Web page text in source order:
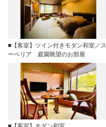
■【客室】ツイン付きモダン和室／ス
ーペリア 庭園眺望のお部屋